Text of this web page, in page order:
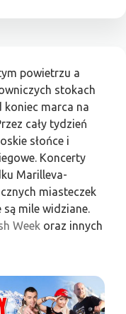
powietrzu a
stokach
koniec marca na
cały tydzień
słońce i
Koncerty
Marilleva-
miasteczek
mile widziane.
Week oraz innych